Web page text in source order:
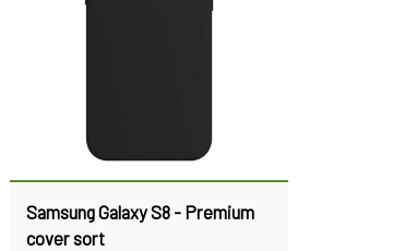
Samsung Galaxy S8 - Premium
cover sort